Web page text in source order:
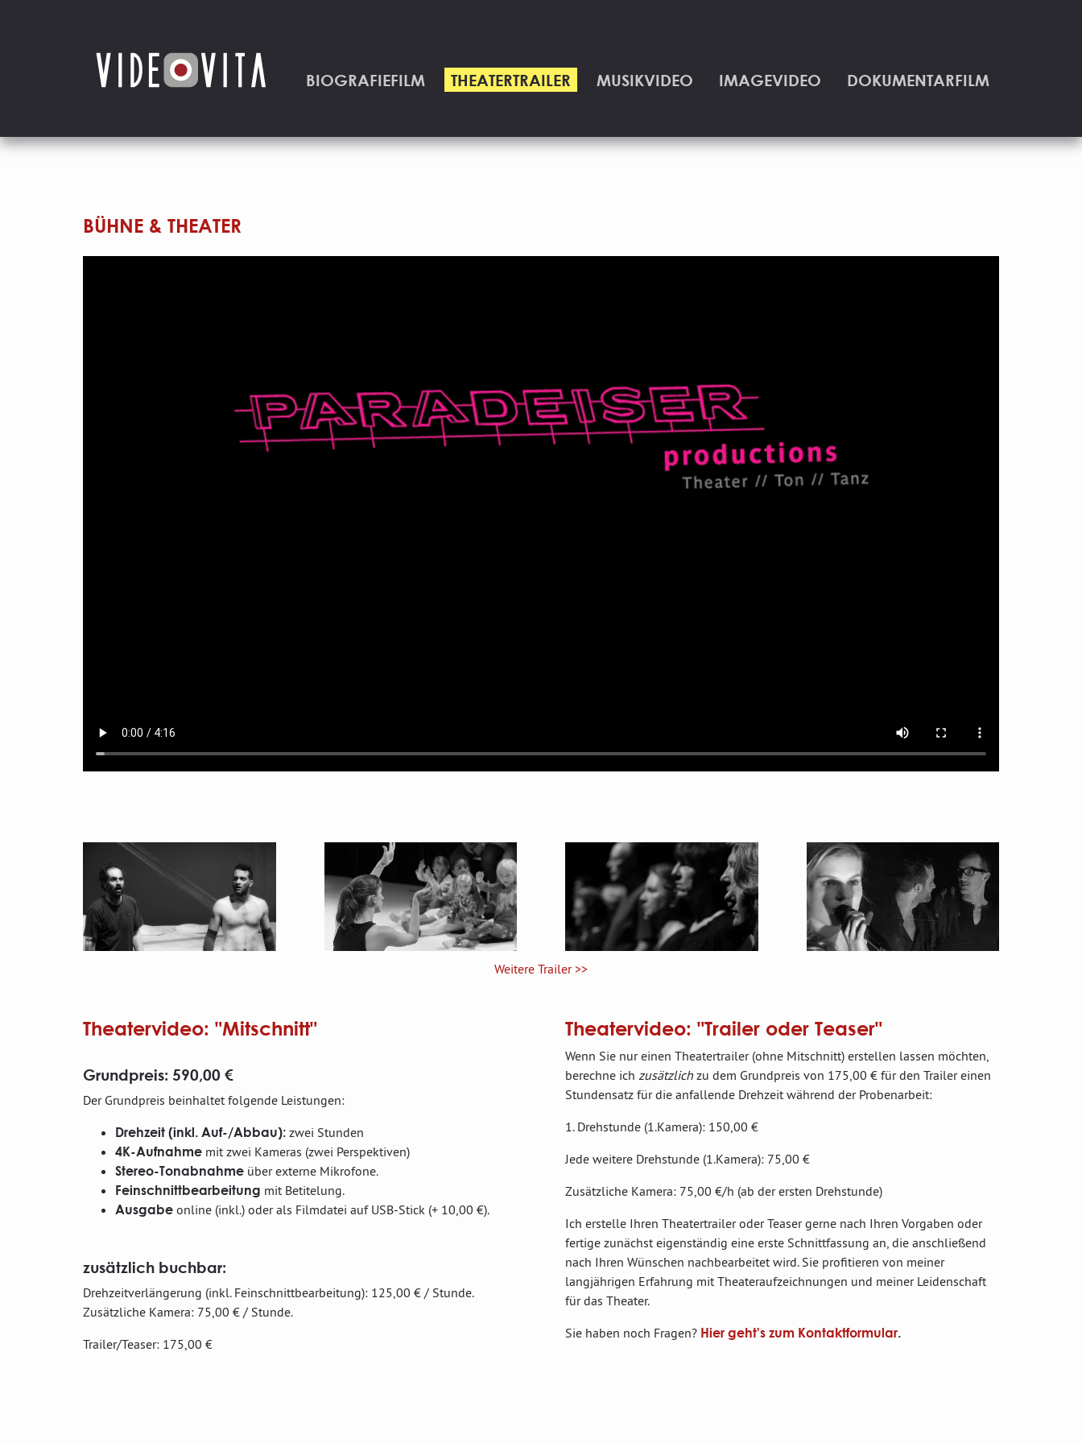
BIOGRAFIEFILM
THEATERTRAILER
MUSIKVIDEO IMAGEVIDEO DOKUMENTARFILM
BÜHNE & THEATER
Weitere Trailer >>
Theatervideo: "Mitschnitt"
Grundpreis: 590,00 €
Der Grundpreis beinhaltet folgende Leistungen:
Drehzeit (inkl. Auf-/Abbau): zwei Stunden
4K-Aufnahme mit zwei Kameras (zwei Perspektiven)
Stereo-Tonabnahme über externe Mikrofone.
Feinschnittbearbeitung mit Betitelung.
Ausgabe online (inkl.) oder als Filmdatei auf USB-Stick (+ 10,00 €).
zusätzlich buchbar:
Drehzeitverlängerung (inkl. Feinschnittbearbeitung): 125,00 € / Stunde.
Zusätzliche Kamera: 75,00 € / Stunde.
Trailer/Teaser: 175,00 €
Theatervideo: "Trailer oder Teaser"
Wenn Sie nur einen Theatertrailer (ohne Mitschnitt) erstellen lassen möchten,
berechne ich zusätzlich zu dem Grundpreis von 175,00 € für den Trailer einen
Stundensatz für die anfallende Drehzeit während der Probenarbeit:
1. Drehstunde (1.Kamera): 150,00 €
Jede weitere Drehstunde (1.Kamera): 75,00 €
Zusätzliche Kamera: 75,00 €/h (ab der ersten Drehstunde)
Ich erstelle Ihren Theatertrailer oder Teaser gerne nach Ihren Vorgaben oder
fertige zunächst eigenständig eine erste Schnittfassung an, die anschließend
nach Ihren Wünschen nachbearbeitet wird. Sie profitieren von meiner
langjährigen Erfahrung mit Theateraufzeichnungen und meiner Leidenschaft
für das Theater.
Sie haben noch Fragen? Hier geht's zum Kontaktformular.